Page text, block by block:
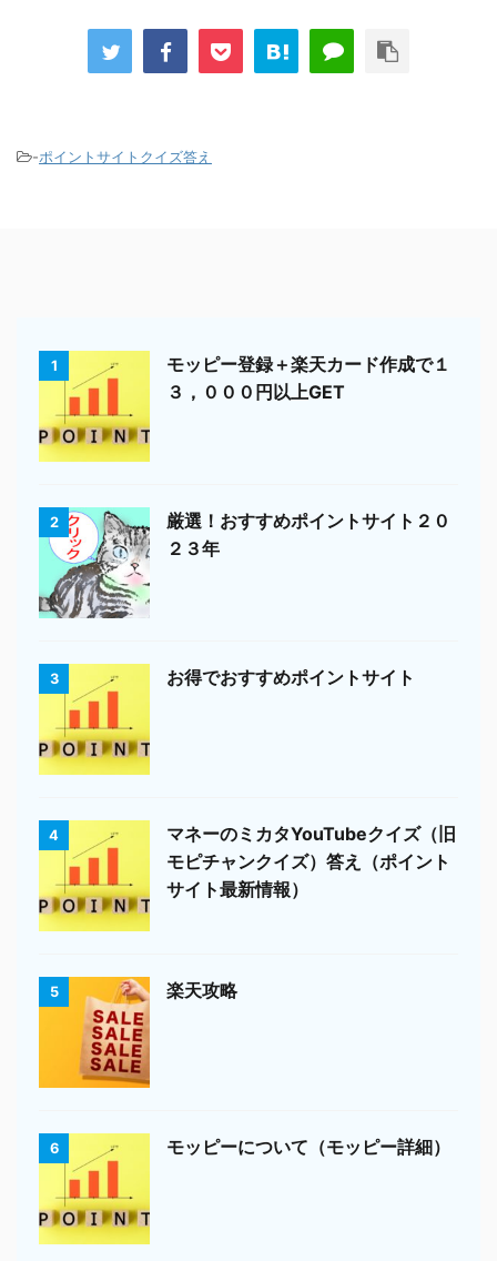
-ポイントサイトクイズ答え
1
モッピー登録＋楽天カード作成で１
３，０００円以上GET
2
厳選！おすすめポイントサイト２０
２３年
3 お得でおすすめポイントサイト
4
マネーのミカタYouTubeクイズ（旧
モピチャンクイズ）答え（ポイント
サイト最新情報）
5 楽天攻略
6 モッピーについて（モッピー詳細）